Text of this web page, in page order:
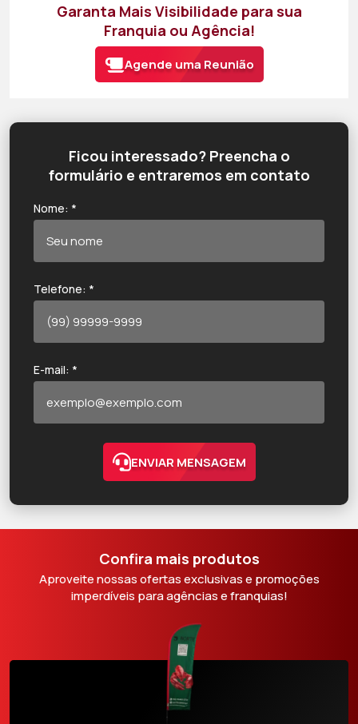
Garanta Mais Visibilidade para sua
Franquia ou Agência!
Agende uma Reunião
Ficou interessado? Preencha o
formulário e entraremos em contato
Nome: *
Telefone: *
E-mail: *
ENVIAR MENSAGEM
Confira mais produtos
Aproveite nossas ofertas exclusivas e promoções
imperdíveis para agências e franquias!